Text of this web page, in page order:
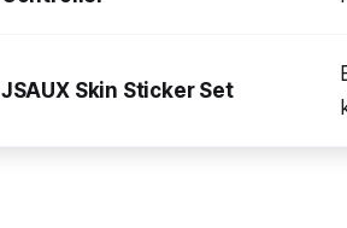
JSAUX Skin Sticker Set